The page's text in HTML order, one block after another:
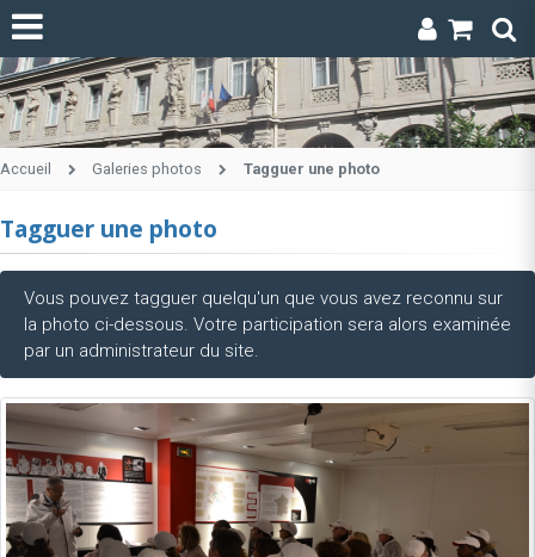
Accueil Galeries photos Tagguer une photo
Tagguer une photo
Vous pouvez tagguer quelqu'un que vous avez reconnu sur
la photo ci-dessous. Votre participation sera alors examinée
par un administrateur du site.